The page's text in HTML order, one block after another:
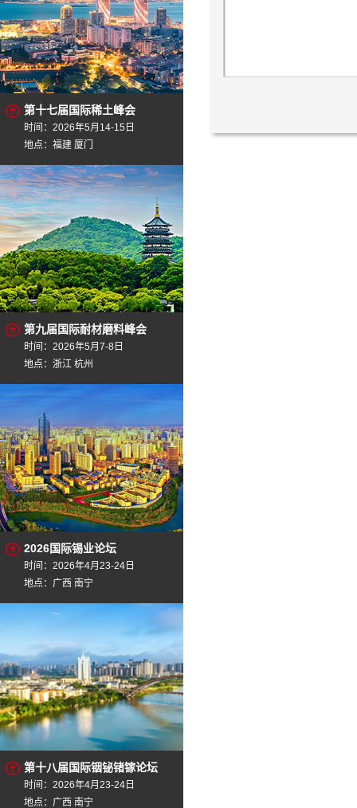
第十七届国际稀土峰会
时间：2026年5月14-15日
地点：福建 厦门
第九届国际耐材磨料峰会
时间：2026年5月7-8日
地点：浙江 杭州
2026国际锡业论坛
时间：2026年4月23-24日
地点：广西 南宁
第十八届国际铟铋锗镓论坛
时间：2026年4月23-24日
地点：广西 南宁